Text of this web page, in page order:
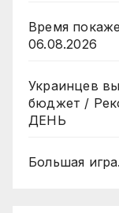
Время
06.08.2026
Украинцев
бюджет /
ДЕНЬ
Большая